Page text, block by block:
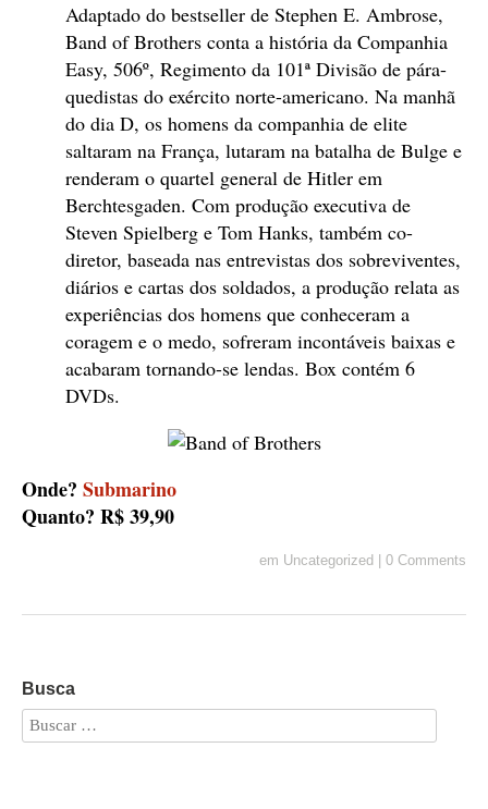
Adaptado do bestseller de Stephen E. Ambrose,
Band of Brothers conta a história da Companhia
Easy, 506º, Regimento da 101ª Divisão de pára-
quedistas do exército norte-americano. Na manhã
do dia D, os homens da companhia de elite
saltaram na França, lutaram na batalha de Bulge e
renderam o quartel general de Hitler em
Berchtesgaden. Com produção executiva de
Steven Spielberg e Tom Hanks, também co-
diretor, baseada nas entrevistas dos sobreviventes,
diários e cartas dos soldados, a produção relata as
experiências dos homens que conheceram a
coragem e o medo, sofreram incontáveis baixas e
acabaram tornando-se lendas. Box contém 6
DVDs.
Onde? Submarino
Quanto? R$ 39,90
em Uncategorized 0 Comments
Busca